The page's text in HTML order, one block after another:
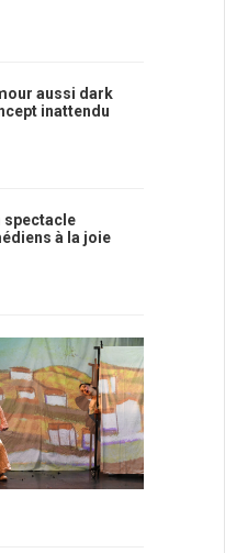
aussi dark
inattendu
spectacle
à la joie